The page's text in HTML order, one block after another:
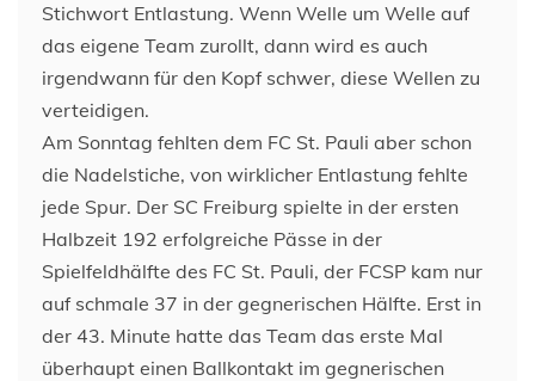
Stichwort Entlastung. Wenn Welle um Welle auf
das eigene Team zurollt, dann wird es auch
irgendwann für den Kopf schwer, diese Wellen zu
verteidigen.
Am Sonntag fehlten dem FC St. Pauli aber schon
die Nadelstiche, von wirklicher Entlastung fehlte
jede Spur. Der SC Freiburg spielte in der ersten
Halbzeit 192 erfolgreiche Pässe in der
Spielfeldhälfte des FC St. Pauli, der FCSP kam nur
auf schmale 37 in der gegnerischen Hälfte. Erst in
der 43. Minute hatte das Team das erste Mal
überhaupt einen Ballkontakt im gegnerischen